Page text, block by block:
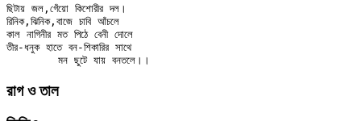
ছিটায় জল,গেঁয়ো কিশোরীর দল।
রিনিক,ঝিনিক,বাজে চাবি আঁচলে
কাল নাগিনীর মত পিঠে বেনী দোলে
তীর-ধনুক হাতে বন-শিকারির সাথে
রাগ ও তাল